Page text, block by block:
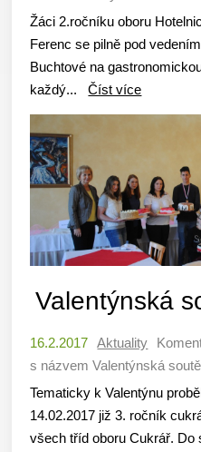
Žáci 2.ročníku oboru
Ferenc se pilně pod
Buchtové na
každý...Číst více
Valentýnská
16.2.2017 Aktuality
s názvem Valentýnská
Tematicky k Valentýnu
14.02.2017 již 3. ročník
všech tříd oboru Cukrář.